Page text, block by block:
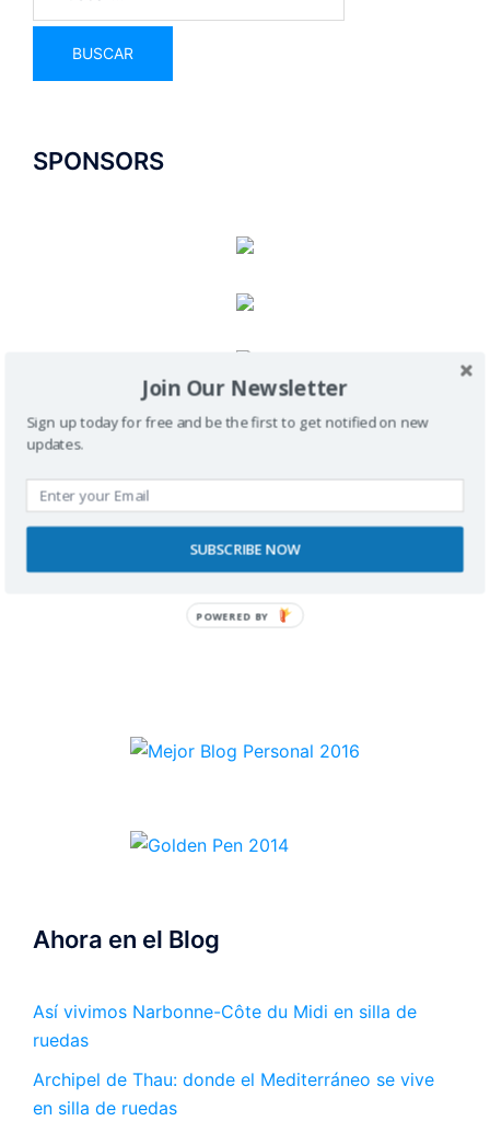
SPONSORS
RECONOCIMIENTOS
Ahora en el Blog
Así vivimos Narbonne-Côte du Midi en silla de
ruedas
Archipel de Thau: donde el Mediterráneo se vive
en silla de ruedas
Join Our Newsletter
Sign up today for free and be the first to get notified on new
updates.
SUBSCRIBE NOW
POWERED BY